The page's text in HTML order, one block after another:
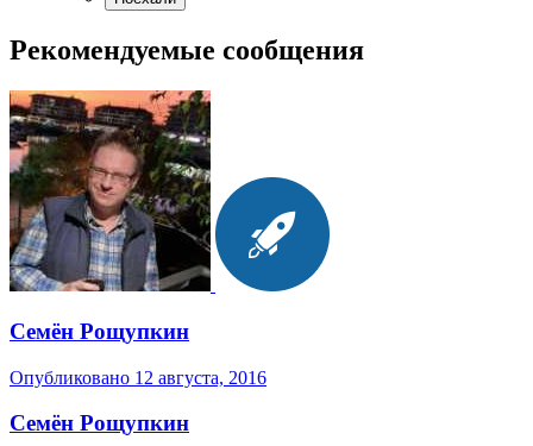
Рекомендуемые сообщения
Семён Рощупкин
Опубликовано 12 августа, 2016
Семён Рощупкин